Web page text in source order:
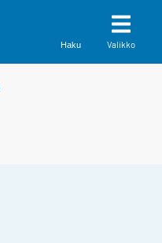
Haku Valikko